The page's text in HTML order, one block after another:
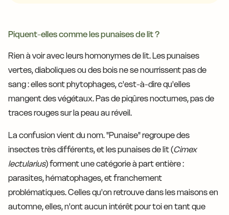
Piquent-elles comme les punaises de lit ?
Rien à voir avec leurs homonymes de lit. Les punaises
vertes, diaboliques ou des bois ne se nourrissent pas de
sang : elles sont phytophages, c'est-à-dire qu'elles
mangent des végétaux. Pas de piqûres nocturnes, pas de
traces rouges sur la peau au réveil.
La confusion vient du nom. "Punaise" regroupe des
insectes très différents, et les punaises de lit (Cimex
lectularius) forment une catégorie à part entière :
parasites, hématophages, et franchement
problématiques. Celles qu'on retrouve dans les maisons en
automne, elles, n'ont aucun intérêt pour toi en tant que